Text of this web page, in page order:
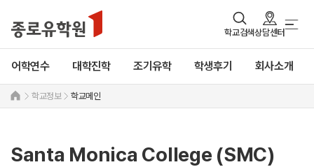
학교검색상담센터
어학연수 대학진학 조기유학 학생후기 회사소개
학교정보 학교메인
Santa Monica College (SMC)